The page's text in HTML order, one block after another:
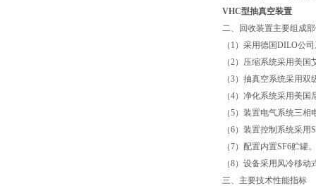
VHC型抽真空装置
二、回收装置主要组成
（1）采用德国DILO公
（2）压缩系统采用美
（3）抽真空系统采用
（4）净化系统采用美
（5）装置电气系统三
（6）装置控制系统采
（7）配置内置SF6贮罐。
（8）设备采用风冷移
三、主要技术性能指标